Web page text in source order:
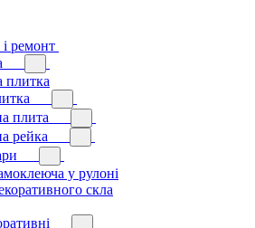
ремонт
плитка
плита
рейка
у рулоні
скла